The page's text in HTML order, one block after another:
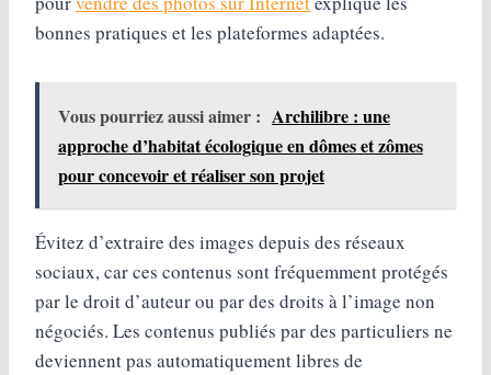
bonnes pratiques et les plateformes adaptées.
Vous pourriez aussi aimer : Archilibre : une
approche d’habitat écologique en dômes et zômes
pour concevoir et réaliser son projet
Évitez d’extraire des images depuis des réseaux
sociaux, car ces contenus sont fréquemment protégés
par le droit d’auteur ou par des droits à l’image non
négociés. Les contenus publiés par des particuliers ne
deviennent pas automatiquement libres de